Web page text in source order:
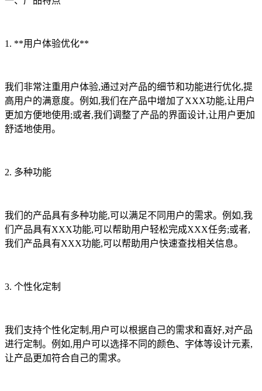
1. **用户体验优化**
我们非常注重用户体验,通过对产品的细节和功能进行优化,提
高用户的满意度。例如,我们在产品中增加了XXX功能,让用户
更加方便地使用;或者,我们调整了产品的界面设计,让用户更加
舒适地使用。
2. 多种功能
我们的产品具有多种功能,可以满足不同用户的需求。例如,我
们产品具有XXX功能,可以帮助用户轻松完成XXX任务;或者,
我们产品具有XXX功能,可以帮助用户快速查找相关信息。
3. 个性化定制
我们支持个性化定制,用户可以根据自己的需求和喜好,对产品
进行定制。例如,用户可以选择不同的颜色、字体等设计元素,
让产品更加符合自己的需求。